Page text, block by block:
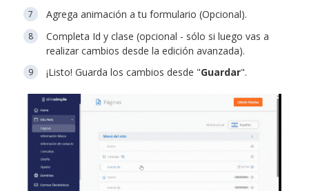
Agrega animación a tu formulario (Opcional).
Completa Id y clase (opcional - sólo si luego vas a
realizar cambios desde la edición avanzada).
¡Listo! Guarda los cambios desde "Guardar".